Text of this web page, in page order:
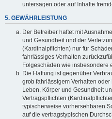
untersagen oder auf Inhalte
5. GEWÄHRLEISTUNG
Der Betreiber haftet mit
und Gesundheit und der
(Kardinalpflichten) nur für
fahrlässiges Verhalten
Folgeschäden wie insbesondere
Die Haftung ist gegenüber
grob fahrlässigem Verhalten
Leben, Körper und Gesundheit
Vertragspflichten
typischerweise vorhersehbaren
auf die vertragstypischen